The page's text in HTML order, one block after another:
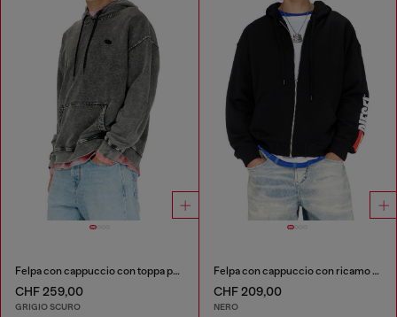
Felpa con cappuccio con toppa posteriore tagliata a vivo
CHF 259,00
GRIGIO SCURO
Felpa con cappuccio con ricamo del logo
CHF 209,00
NERO